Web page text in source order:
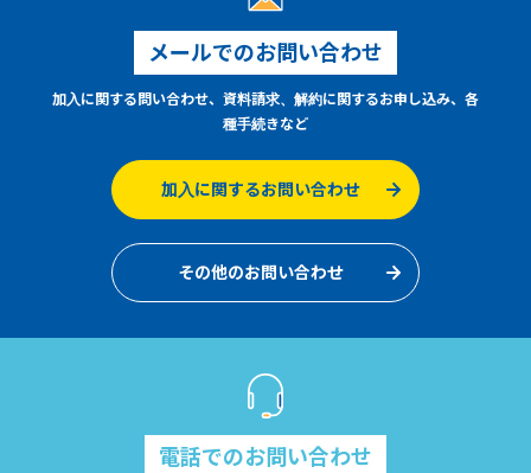
メールでのお問い合わせ
加入に関する問い合わせ、資料請求、解約に関するお申し込み、各
種手続きなど
加入に関するお問い合わせ
その他のお問い合わせ
電話でのお問い合わせ